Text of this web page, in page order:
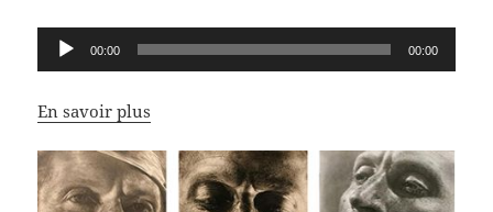
Lecteur 00:00 00:00
En savoir plus